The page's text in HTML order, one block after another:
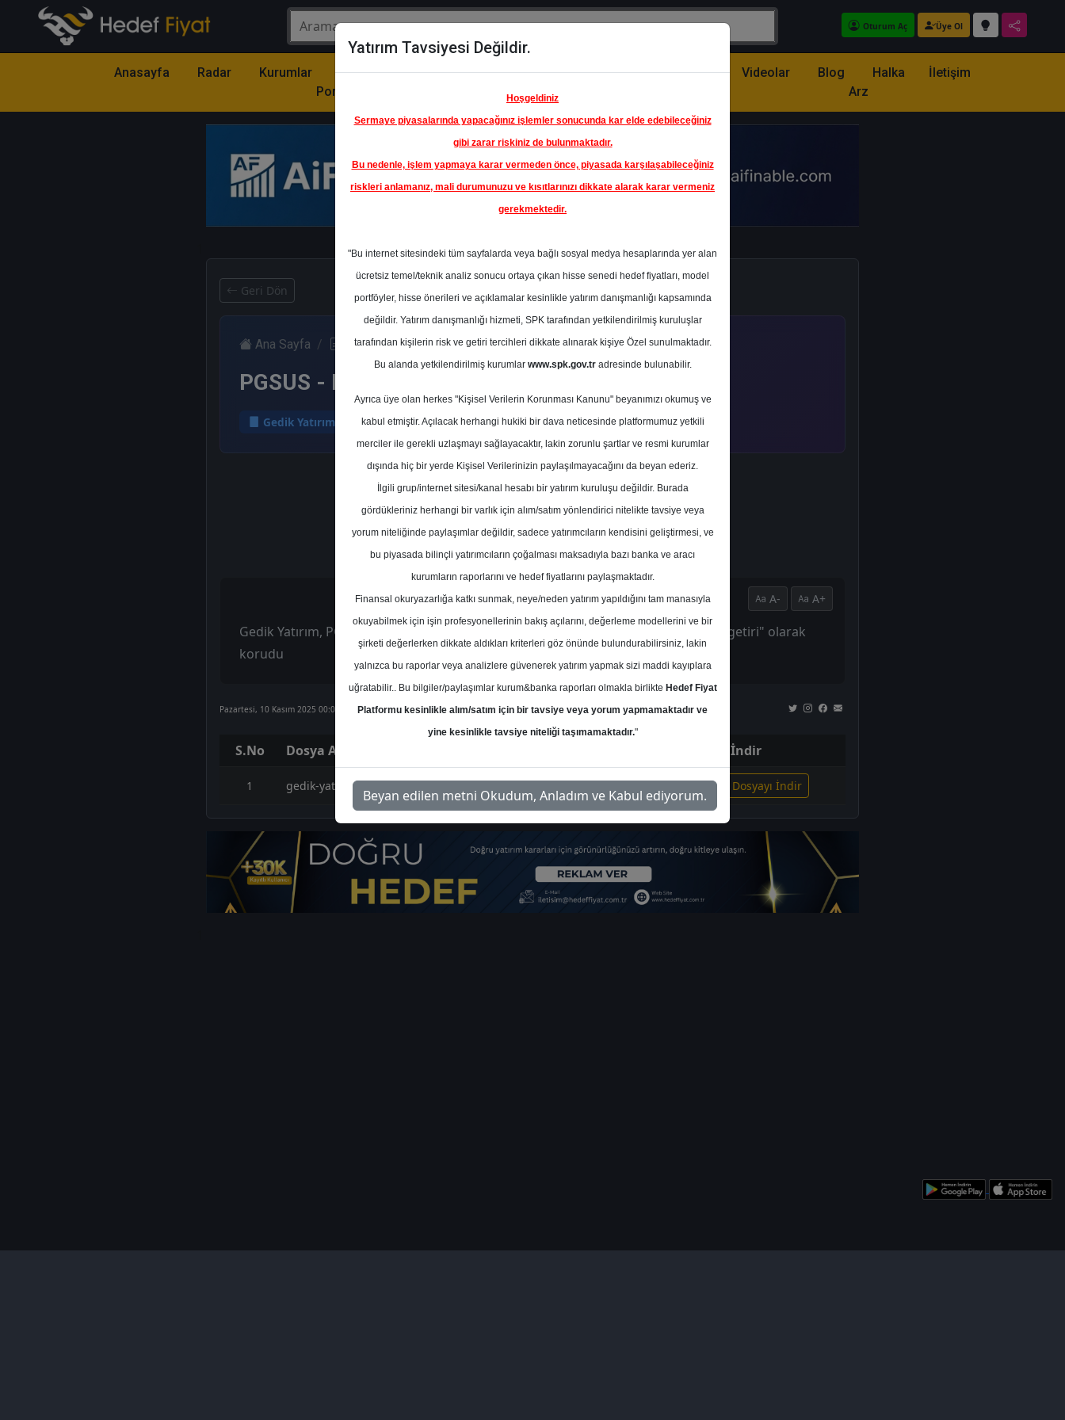
Oturum Aç Üye Ol
Anasayfa Radar Kurumlar
Model
Portföy
Hisse
Öne
Çıkanlar
Raporlar Partnerlerimiz Videolar Blog
Halka
Arz
İletişim
Geri Dön
Ana Sayfa Raporlar Gedik Yatırım Rapor Detay
PGSUS - Hedef Fiyat
Gedik Yatırım 10 Kasım 2025
A- A+
Gedik Yatırım, PGSUS - Pegasus için hedef fiyatını 350 TL, tavsiyesini "endeks üstü getiri" olarak
korudu
Pazartesi, 10 Kasım 2025 00:00
S.No Dosya Adı İndir
1 gedik-yatirim-pegasus-hisse-hedef-fiyat-2026 İlgili Dosyayı İndir
Yatırım Tavsiyesi Değildir.
Hoşgeldiniz
Sermaye piyasalarında yapacağınız işlemler sonucunda kar elde edebileceğiniz
gibi zarar riskiniz de bulunmaktadır.
Bu nedenle, işlem yapmaya karar vermeden önce, piyasada karşılaşabileceğiniz
riskleri anlamanız, mali durumunuzu ve kısıtlarınızı dikkate alarak karar vermeniz
gerekmektedir.
"Bu internet sitesindeki tüm sayfalarda veya bağlı sosyal medya hesaplarında yer alan
ücretsiz temel/teknik analiz sonucu ortaya çıkan hisse senedi hedef fiyatları, model
portföyler, hisse önerileri ve açıklamalar kesinlikle yatırım danışmanlığı kapsamında
değildir. Yatırım danışmanlığı hizmeti, SPK tarafından yetkilendirilmiş kuruluşlar
tarafından kişilerin risk ve getiri tercihleri dikkate alınarak kişiye Özel sunulmaktadır.
Bu alanda yetkilendirilmiş kurumlar www.spk.gov.tradresinde bulunabilir.
Ayrıca üye olan herkes "Kişisel Verilerin Korunması Kanunu" beyanımızı okumuş ve
kabul etmiştir. Açılacak herhangi hukiki bir dava neticesinde platformumuz yetkili
merciler ile gerekli uzlaşmayı sağlayacaktır, lakin zorunlu şartlar ve resmi kurumlar
dışında hiç bir yerde Kişisel Verilerinizin paylaşılmayacağını da beyan ederiz.
İlgili grup/internet sitesi/kanal hesabı bir yatırım kuruluşu değildir. Burada
gördükleriniz herhangi bir varlık için alım/satım yönlendirici nitelikte tavsiye veya
yorum niteliğinde paylaşımlar değildir, sadece yatırımcıların kendisini geliştirmesi, ve
bu piyasada bilinçli yatırımcıların çoğalması maksadıyla bazı banka ve aracı
kurumların raporlarını ve hedef fiyatlarını paylaşmaktadır.
Finansal okuryazarlığa katkı sunmak, neye/neden yatırım yapıldığını tam manasıyla
okuyabilmek için işin profesyonellerinin bakış açılarını, değerleme modellerini ve bir
şirketi değerlerken dikkate aldıkları kriterleri göz önünde bulundurabilirsiniz, lakin
yalnızca bu raporlar veya analizlere güvenerek yatırım yapmak sizi maddi kayıplara
uğratabilir.. Bu bilgiler/paylaşımlar kurum&banka raporları olmakla birlikte Hedef Fiyat
Platformu kesinlikle alım/satım için bir tavsiye veya yorum yapmamaktadır ve
yine kesinlikle tavsiye niteliği taşımamaktadır."
Beyan edilen metni Okudum, Anladım ve Kabul ediyorum.